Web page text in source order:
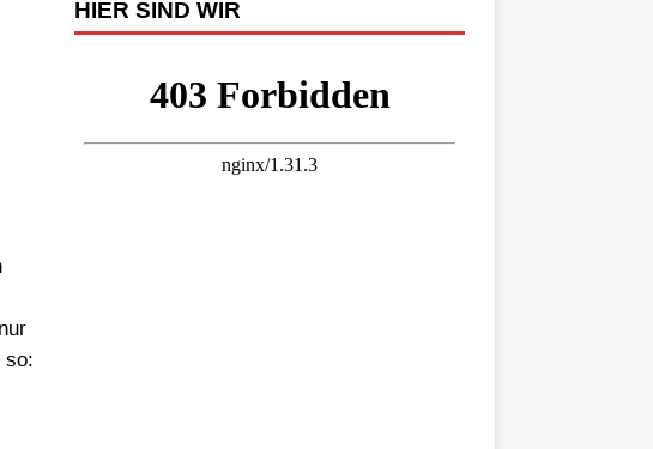
so:
HIER SIND WIR